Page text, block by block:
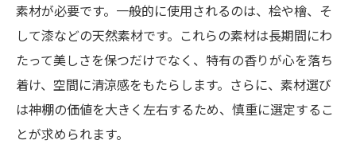
高級神棚と共に過ごす穏やかな時間
家庭の中心としての高級神棚の役割
精神的な豊かさを育む高級神棚の力
日常の喧騒を和らげる高級神棚の効果
素材と職人技の結晶高級神棚の魅力を探る
素材が必要です。一般的に使用されるのは、桧や檜、そ
して漆などの天然素材です。これらの素材は長期間にわ
たって美しさを保つだけでなく、特有の香りが心を落ち
着け、空間に清涼感をもたらします。さらに、素材選び
は神棚の価値を大きく左右するため、慎重に選定するこ
とが求められます。